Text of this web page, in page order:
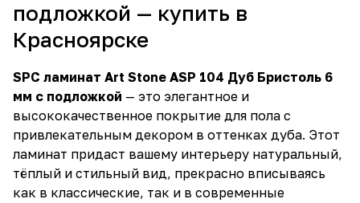
подложкой — купить в
Красноярске
SPC ламинат Art Stone ASP 104 Дуб Бристоль 6
мм с подложкой — это элегантное и
высококачественное покрытие для пола с
привлекательным декором в оттенках дуба. Этот
ламинат придаст вашему интерьеру натуральный,
тёплый и стильный вид, прекрасно вписываясь
как в классические, так и в современные